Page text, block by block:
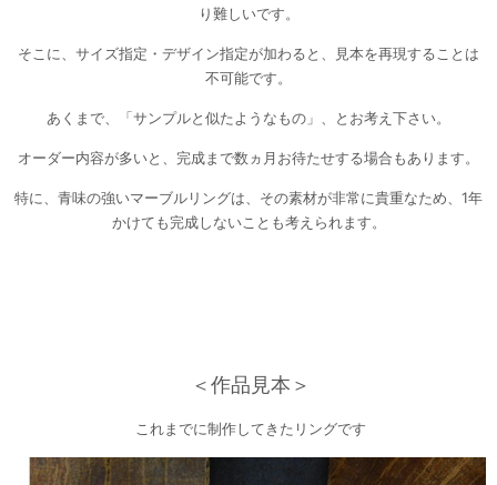
り難しいです。
そこに、サイズ指定・デザイン指定が加わると、見本を再現することは
不可能です。
あくまで、「サンプルと似たようなもの」、とお考え下さい。
オーダー内容が多いと、完成まで数ヵ月お待たせする場合もあります。
特に、青味の強いマーブルリングは、その素材が非常に貴重なため、1年
かけても完成しないことも考えられます。
＜作品見本＞
これまでに制作してきたリングです